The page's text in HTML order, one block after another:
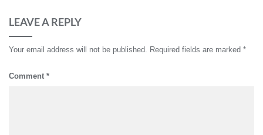
LEAVE A REPLY
Your email address will not be published. Required fields are marked *
Comment *